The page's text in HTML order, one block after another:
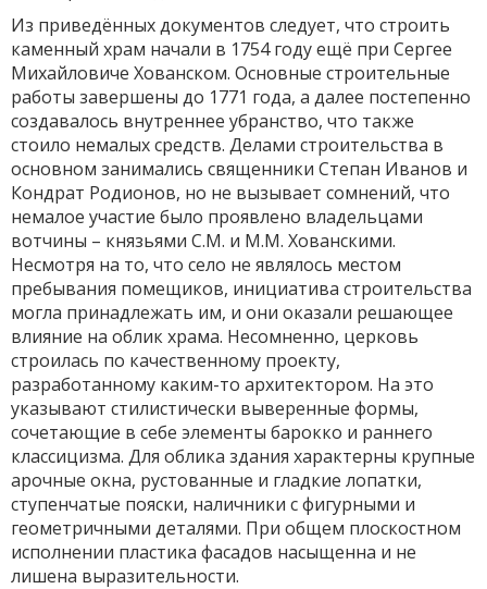
Из приведённых документов следует, что строить
каменный храм начали в 1754 году ещё при Сергее
Михайловиче Хованском. Основные строительные
работы завершены до 1771 года, а далее постепенно
создавалось внутреннее убранство, что также
стоило немалых средств. Делами строительства в
основном занимались священники Степан Иванов и
Кондрат Родионов, но не вызывает сомнений, что
немалое участие было проявлено владельцами
вотчины – князьями С.М. и М.М. Хованскими.
Несмотря на то, что село не являлось местом
пребывания помещиков, инициатива строительства
могла принадлежать им, и они оказали решающее
влияние на облик храма. Несомненно, церковь
строилась по качественному проекту,
разработанному каким-то архитектором. На это
указывают стилистически выверенные формы,
сочетающие в себе элементы барокко и раннего
классицизма. Для облика здания характерны крупные
арочные окна, рустованные и гладкие лопатки,
ступенчатые пояски, наличники с фигурными и
геометричными деталями. При общем плоскостном
исполнении пластика фасадов насыщенна и не
лишена выразительности.